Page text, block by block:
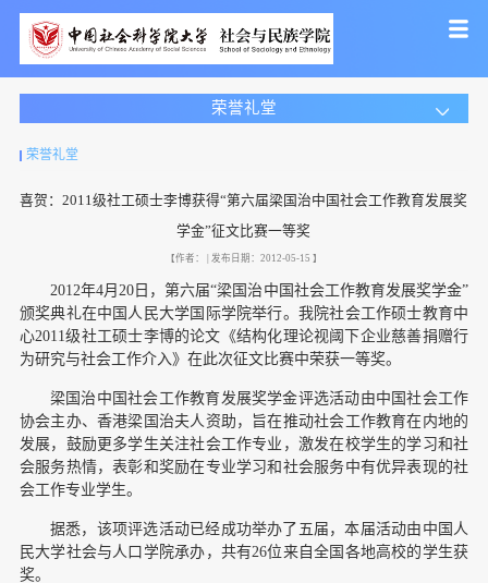
荣誉礼堂
荣誉礼堂
喜贺：2011级社工硕士李博获得“第六届梁国治中国社会工作教育发展奖
学金”征文比赛一等奖
【作者： | 发布日期：2012-05-15 】
2012年4月20日，第六届“梁国治中国社会工作教育发展奖学金”
颁奖典礼在中国人民大学国际学院举行。我院社会工作硕士教育中
心2011级社工硕士李博的论文《结构化理论视阈下企业慈善捐赠行
为研究与社会工作介入》在此次征文比赛中荣获一等奖。
梁国治中国社会工作教育发展奖学金评选活动由中国社会工作
协会主办、香港梁国治夫人资助，旨在推动社会工作教育在内地的
发展，鼓励更多学生关注社会工作专业，激发在校学生的学习和社
会服务热情，表彰和奖励在专业学习和社会服务中有优异表现的社
会工作专业学生。
据悉，该项评选活动已经成功举办了五届，本届活动由中国人
民大学社会与人口学院承办，共有26位来自全国各地高校的学生获
奖。